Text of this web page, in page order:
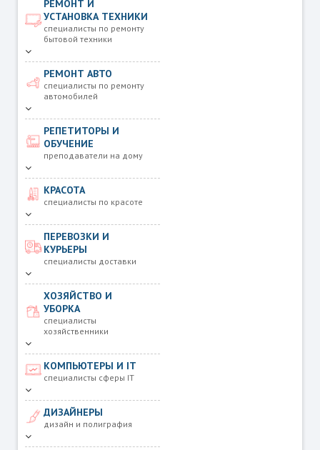
РЕМОНТ И
УСТАНОВКА ТЕХНИКИ
специалисты по ремонту
бытовой техники
РЕМОНТ АВТО
специалисты по ремонту
автомобилей
РЕПЕТИТОРЫ И
ОБУЧЕНИЕ
преподаватели на дому
КРАСОТА
специалисты по красоте
ПЕРЕВОЗКИ И
КУРЬЕРЫ
специалисты доставки
ХОЗЯЙСТВО И
УБОРКА
специалисты
хозяйственники
КОМПЬЮТЕРЫ И IT
специалисты сферы IT
ДИЗАЙНЕРЫ
дизайн и полиграфия